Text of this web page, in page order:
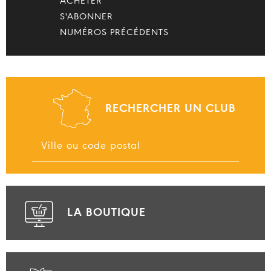
S'ABONNER
NUMÉROS PRÉCÉDENTS
RECHERCHER UN CLUB
LA BOUTIQUE